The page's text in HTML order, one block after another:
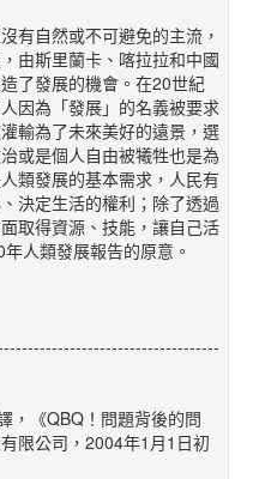
有自然或不可避免的主流，
由斯里蘭卡、喀拉拉和中國
了發展的機會。在20世紀
因為「發展」的名義被要求
輸為了未來美好的遠景，選
或是個人自由被犧牲也是為
類發展的基本需求，人民有
決定生活的權利；除了透過
取得資源、技能，讓自己活
人類發展報告的原意。
，《QBQ！問題背後的問
限公司，2004年1月1日初